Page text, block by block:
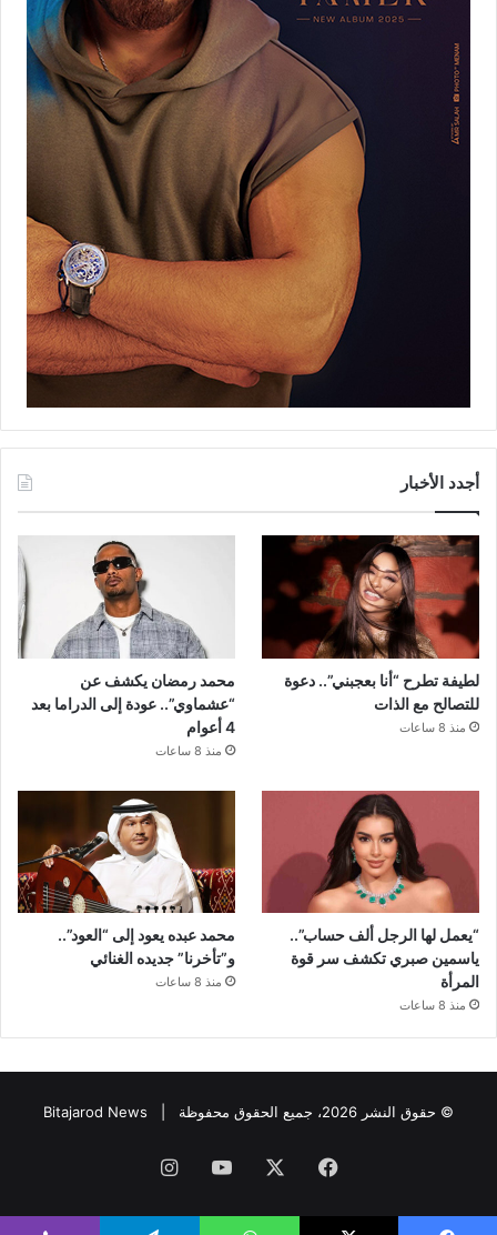
أجدد الأخبار
لطيفة تطرح “أنا بعجبني”.. دعوة
للتصالح مع الذات
منذ 8 ساعات
محمد رمضان يكشف عن
“عشماوي”.. عودة إلى الدراما بعد
4 أعوام
منذ 8 ساعات
“يعمل لها الرجل ألف حساب”..
ياسمين صبري تكشف سر قوة
المرأة
منذ 8 ساعات
محمد عبده يعود إلى “العود”..
و”تأخرنا” جديده الغنائي
منذ 8 ساعات
© حقوق النشر 2026، جميع الحقوق محفوظة | Bitajarod News
فيسبوك ‫YouTubeانستقرام